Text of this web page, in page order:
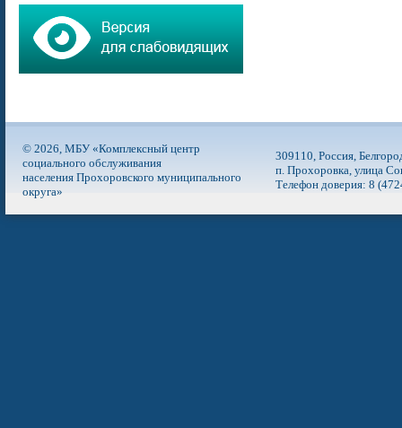
© 2026, МБУ «Комплексный центр
социального обслуживания
населения Прохоровского муниципального
округа»
309110, Россия,
п. Прохоровка, улица
Телефон доверия: 8